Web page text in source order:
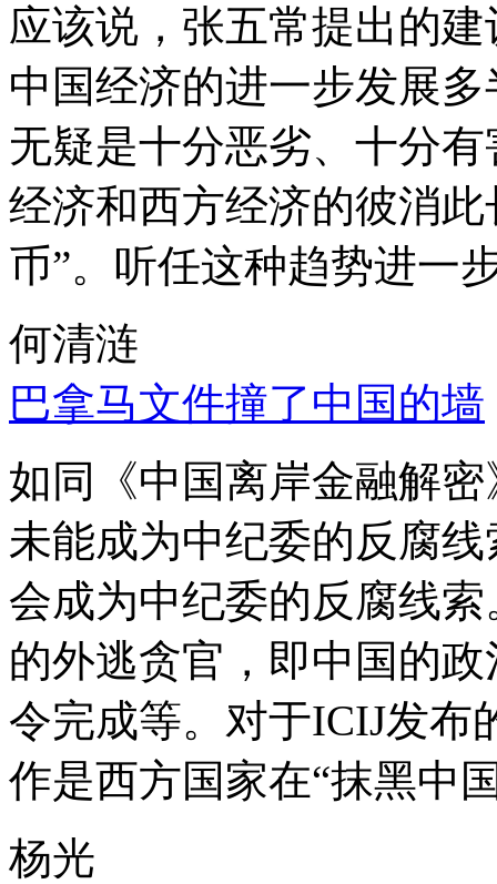
应该说，张五常提出的
中国经济的进一步发展
无疑是十分恶劣、十分
经济和西方经济的彼消
币”。听任这种趋势进一
何清涟
巴拿马文件撞了中国的墙
如同《中国离岸金融解
未能成为中纪委的反腐
会成为中纪委的反腐线
的外逃贪官，即中国的
令完成等。对于ICIJ发布
作是西方国家在“抹黑中
杨光